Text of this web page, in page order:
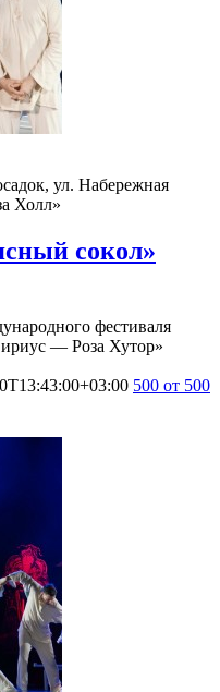
ул. Набережная
Холл»
сокол»
фестиваля
— Роза Хутор»
500 от 500